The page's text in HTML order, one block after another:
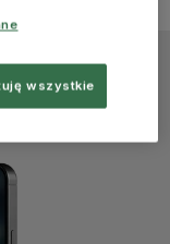
wszystkie